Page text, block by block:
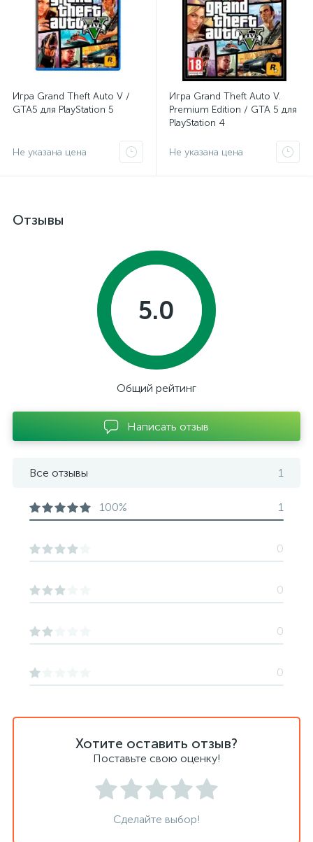
Игра Grand Theft Auto V /
GTA5 для PlayStation 5
Не указана цена
Игра Grand Theft Auto V.
Premium Edition / GTA 5 для
PlayStation 4
Не указана цена
Отзывы
Хотите оставить отзыв?
Поставьте свою оценку!
Сделайте выбор!
5.0
Общий рейтинг
Написать отзыв
Все отзывы 1
100% 1
0
0
0
0